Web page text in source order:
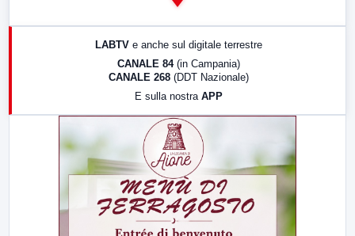
17:00 LabNews (replica)
LABTV e anche sul digitale terrestre
CANALE 84 (in Campania)
CANALE 268 (DDT Nazionale)
E sulla nostra APP